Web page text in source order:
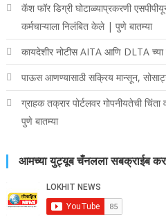
कॅश फॉर डिग्री घोटाळ्याप्रकरणी
कर्मचाऱ्याला निलंबित केले | पुणे बातम्या
कायदेशीर नोटीस AITA आणि DLTA च्या
पाऊस आणण्यासाठी सक्रिय मान्सून,
ग्राहक तक्रार पोर्टलवर गोपनीयतेची
पुणे बातम्या
आमच्या युट्यूब चँनलला सबक्राईब